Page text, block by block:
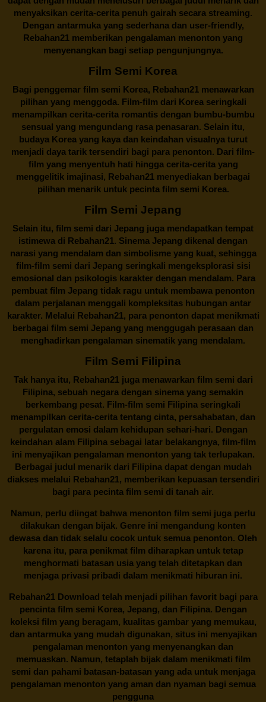
menyaksikan cerita-cerita penuh gairah secara streaming.
Dengan antarmuka yang sederhana dan user-friendly,
Rebahan21 memberikan pengalaman menonton yang
menyenangkan bagi setiap pengunjungnya.
Film Semi Korea
Bagi penggemar film semi Korea, Rebahan21menawarkan
pilihan yang menggoda. Film-film dari Korea seringkali
menampilkan cerita-cerita romantis dengan bumbu-bumbu
sensual yang mengundang rasa penasaran. Selain itu,
budaya Korea yang kaya dan keindahan visualnya turut
menjadi daya tarik tersendiri bagi para penonton. Dari film-
film yang menyentuh hati hingga cerita-cerita yang
menggelitik imajinasi, Rebahan21 menyediakan berbagai
pilihan menarik untuk pecinta film semi Korea.
Film Semi Jepang
Selain itu, film semi dari Jepang juga mendapatkan tempat
istimewa di Rebahan21. Sinema Jepang dikenal dengan
narasi yang mendalam dan simbolisme yang kuat, sehingga
film-film semi dari Jepang seringkali mengeksplorasi sisi
emosional dan psikologis karakter dengan mendalam. Para
pembuat film Jepang tidak ragu untuk membawa penonton
dalam perjalanan menggali kompleksitas hubungan antar
karakter. Melalui Rebahan21, para penonton dapat menikmati
berbagai film semi Jepang yang menggugah perasaan dan
menghadirkan pengalaman sinematik yang mendalam.
Film Semi Filipina
Tak hanya itu, Rebahan21juga menawarkan film semi dari
Filipina, sebuah negara dengan sinema yang semakin
berkembang pesat. Film-film semi Filipina seringkali
menampilkan cerita-cerita tentang cinta, persahabatan, dan
pergulatan emosi dalam kehidupan sehari-hari. Dengan
keindahan alam Filipina sebagai latar belakangnya, film-film
ini menyajikan pengalaman menonton yang tak terlupakan.
Berbagai judul menarik dari Filipina dapat dengan mudah
diakses melalui Rebahan21, memberikan kepuasan tersendiri
bagi para pecinta film semi di tanah air.
Namun, perlu diingat bahwa menonton film semi juga perlu
dilakukan dengan bijak. Genre ini mengandung konten
dewasa dan tidak selalu cocok untuk semua penonton. Oleh
karena itu, para penikmat film diharapkan untuk tetap
menghormati batasan usia yang telah ditetapkan dan
menjaga privasi pribadi dalam menikmati hiburan ini.
Rebahan21Download telah menjadi pilihan favorit bagi para
pencinta film semi Korea, Jepang, dan Filipina. Dengan
koleksi film yang beragam, kualitas gambar yang memukau,
dan antarmuka yang mudah digunakan, situs ini menyajikan
pengalaman menonton yang menyenangkan dan
memuaskan. Namun, tetaplah bijak dalam menikmati film
semi dan pahami batasan-batasan yang ada untuk menjaga
pengalaman menonton yang aman dan nyaman bagi semua
pengguna